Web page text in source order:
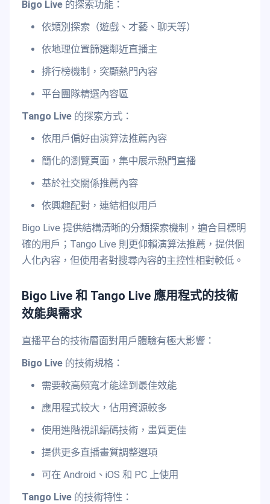
Bigo Live 的探索功能：
依類別探索（遊戲、才藝、聊天等）
依地理位置篩選鄰近直播主
排行榜機制，突顯熱門內容
平台團隊精選內容區
Tango Live 的探索方式：
依用戶偏好由演算法推薦內容
簡化的瀏覽頁面，集中展示熱門直播
基於社交關係推薦內容
依興趣配對，連結相似用戶
Bigo Live 提供結構清晰的分類探索機制，適合目標明
確的用戶；Tango Live 則更仰賴演算法推薦，提供個
人化內容，但使用者對搜尋內容的主控性相對較低。
Bigo Live 和 Tango Live 應用程式的技術
效能與需求
直播平台的技術層面對用戶體驗有極大影響：
Bigo Live 的技術規格：
需要較高頻寬才能達到最佳效能
應用程式較大，佔用資源較多
使用進階視訊編碼技術，畫質更佳
提供更多直播畫質調整選項
可在 Android、iOS 和 PC 上使用
Tango Live 的技術特性：